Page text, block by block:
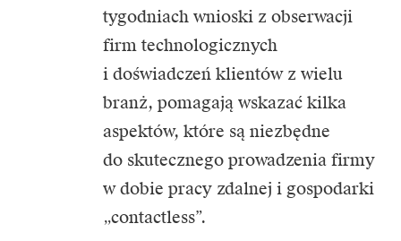
tygodniach wnioski z obserwacji
firm technologicznych
i doświadczeń klientów z wielu
branż, pomagają wskazać kilka
aspektów, które są niezbędne
do skutecznego prowadzenia firmy
w dobie pracy zdalnej i gospodarki
„contactless”.